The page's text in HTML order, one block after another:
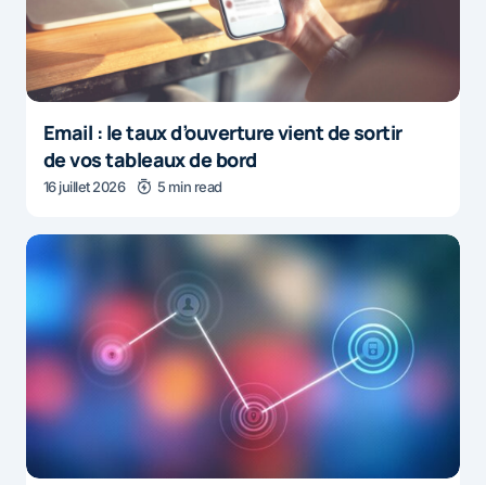
Email : le taux d’ouverture vient de sortir
de vos tableaux de bord
16 juillet 2026 5 min read